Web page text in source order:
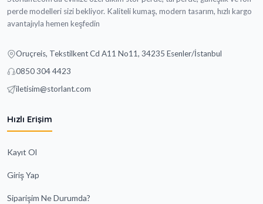
perde modelleri sizi bekliyor. Kaliteli kumaş, modern tasarım, hızlı kargo
avantajıyla hemen keşfedin
Oruçreis, Tekstilkent Cd A11 No11, 34235 Esenler/İstanbul
0850 304 4423
iletisim@storlant.com
Hızlı Erişim
Kayıt Ol
Giriş Yap
Siparişim Ne Durumda?